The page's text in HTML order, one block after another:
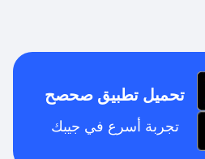
تحميل تطبيق صحصح
تجربة أسرع في جيبك